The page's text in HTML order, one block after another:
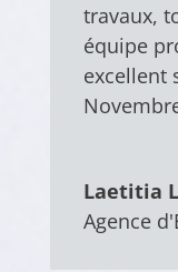
travaux,
équipe
excellent
Laetitia
Agence